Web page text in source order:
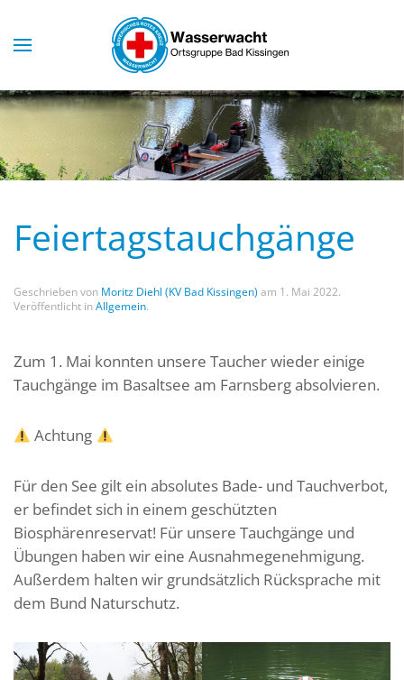
Skip to main content
Feiertagstauchgänge
Geschrieben von Moritz Diehl (KV Bad Kissingen) am 1. Mai 2022.
Veröffentlicht inAllgemein.
Zum 1. Mai konnten unsere Taucher wieder einige
Tauchgänge im Basaltsee am Farnsberg absolvieren.
Achtung
Für den See gilt ein absolutes Bade- und Tauchverbot,
er befindet sich in einem geschützten
Biosphärenreservat! Für unsere Tauchgänge und
Übungen haben wir eine Ausnahmegenehmigung.
Außerdem halten wir grundsätzlich Rücksprache mit
dem Bund Naturschutz.